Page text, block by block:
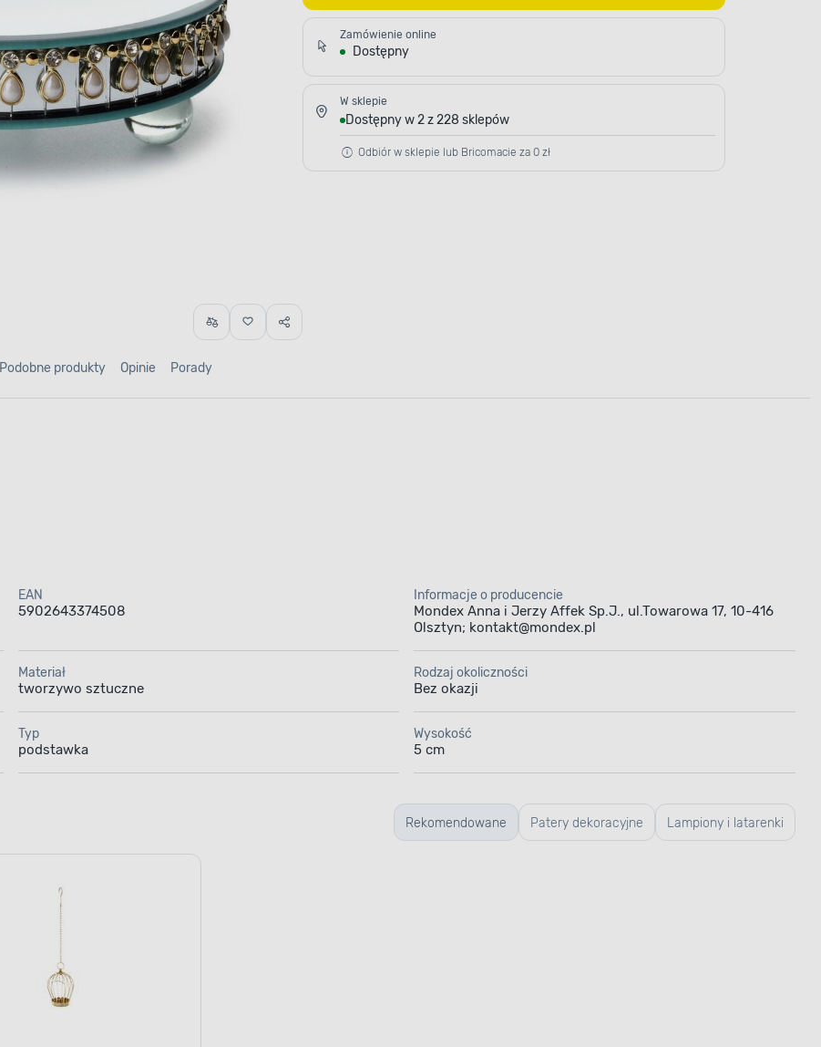
Zamówienie online
Dostępny
W sklepie
Dostępny w 2 z 228 sklepów
Odbiór w sklepie lub Bricomacie za 0 zł
Podobne produkty Opinie Porady
EAN
5902643374508
Informacje o producencie
Mondex Anna i Jerzy Affek Sp.J., ul.Towarowa 17, 10-416
Olsztyn; kontakt@mondex.pl
Materiał
tworzywo sztuczne
Rodzaj okoliczności
Bez okazji
Typ
podstawka
Wysokość
5 cm
Rekomendowane Patery dekoracyjne Lampiony i latarenki